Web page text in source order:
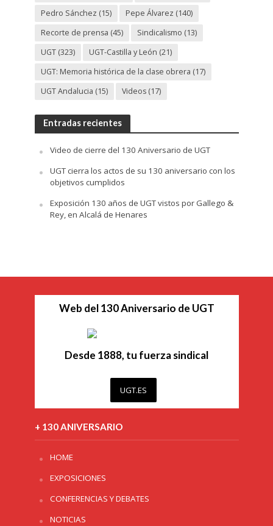
Pedro Sánchez (15) Pepe Álvarez (140)
Recorte de prensa (45) Sindicalismo (13)
UGT(323) UGT-Castilla y León (21)
UGT: Memoria histórica de la clase obrera (17)
UGT Andalucia (15) Videos(17)
Entradas recientes
Video de cierre del 130 Aniversario de UGT
UGT cierra los actos de su 130 aniversario con los
objetivos cumplidos
Exposición 130 años de UGT vistos por Gallego &
Rey, en Alcalá de Henares
Web del 130 Aniversario de UGT
Desde 1888, tu fuerza sindical
UGT.ES
+ 130 ANIVERSARIO
HOME
EXPOSICIONES
CONFERENCIAS Y DEBATES
NOTICIAS